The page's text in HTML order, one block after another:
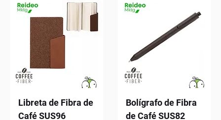
Libreta de Fibra de
Café SUS96
Bolígrafo de Fibra
de Café SUS82